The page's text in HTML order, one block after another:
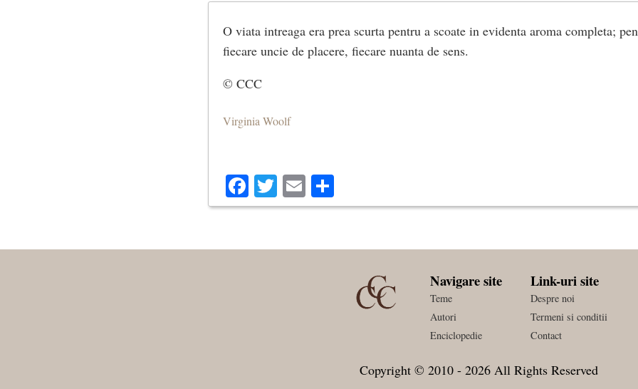
O viata intreaga era prea scurta pentru a scoate in evidenta aroma completa;
fiecare uncie de placere, fiecare nuanta de sens.
© CCC
Virginia Woolf
Facebook
Twitter
Email
Navigare site
Teme
Autori
Enciclopedie
Link-uri site
Despre noi
Termeni si conditii
Contact
Copyright © 2010 - 2026 All Rights Reserved